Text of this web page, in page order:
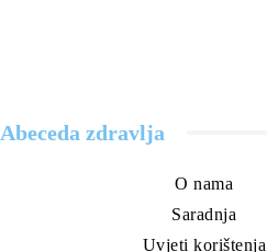
Abeceda zdravlja
O nama
Saradnja
Uvjeti korištenja